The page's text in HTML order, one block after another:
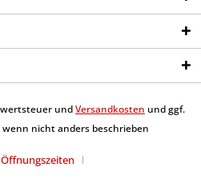
undVersandkosten und ggf.
nicht anders beschrieben